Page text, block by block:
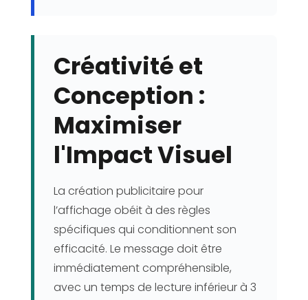
Créativité et
Conception :
Maximiser
l'Impact Visuel
La création publicitaire pour
l’affichage obéit à des règles
spécifiques qui conditionnent son
efficacité. Le message doit être
immédiatement compréhensible,
avec un temps de lecture inférieur à 3